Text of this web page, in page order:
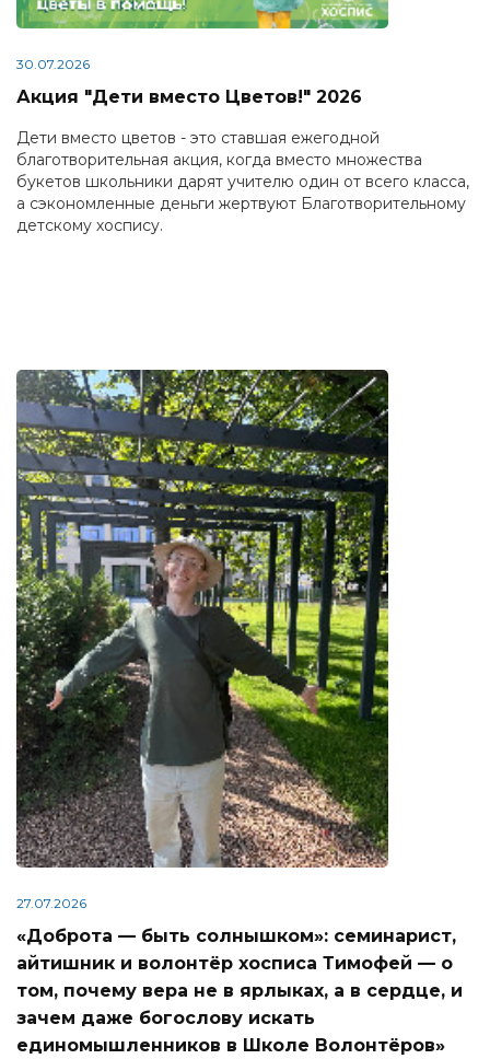
30.07.2026
Акция "Дети вместо Цветов!" 2026
Дети вместо цветов - это ставшая ежегодной
благотворительная акция, когда вместо множества
букетов школьники дарят учителю один от всего класса,
а сэкономленные деньги жертвуют Благотворительному
детскому хоспису.
27.07.2026
«Доброта — быть солнышком»: семинарист,
айтишник и волонтёр хосписа Тимофей — о
том, почему вера не в ярлыках, а в сердце, и
зачем даже богослову искать
единомышленников в Школе Волонтёров»